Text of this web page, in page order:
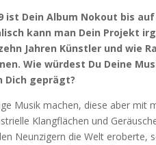
ist Dein Album Nokout bis
kann man Dein Projekt
Jahren Künstler und wie
Wie würdest Du Deine
Dich geprägt?
Musik machen, diese aber mit
Klangflächen und
Neunzigern die Welt eroberte,